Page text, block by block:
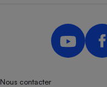
Nous contacter